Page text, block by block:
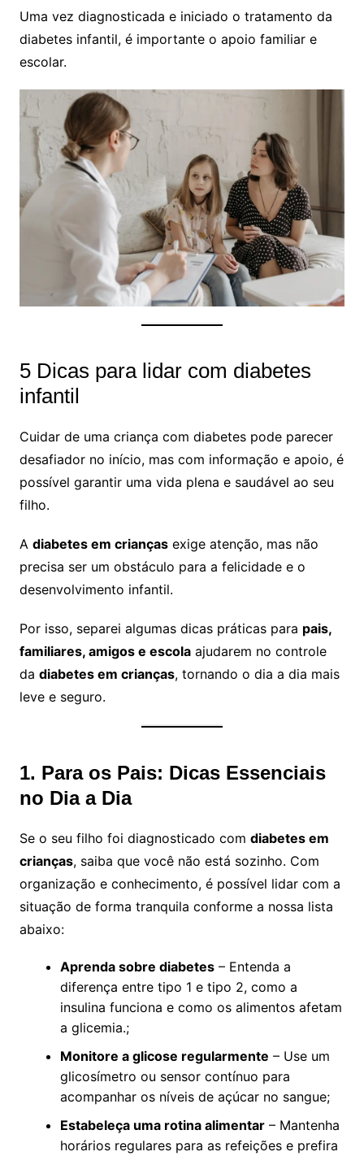
Uma vez diagnosticada e iniciado o tratamento da
diabetes infantil, é importante o apoio familiar e
escolar.
5 Dicas para lidar com diabetes
infantil
Cuidar de uma criança com diabetes pode parecer
desafiador no início, mas com informação e apoio, é
possível garantir uma vida plena e saudável ao seu
filho.
A diabetes em criançasexige atenção, mas não
precisa ser um obstáculo para a felicidade e o
desenvolvimento infantil.
Por isso, separei algumas dicas práticas para pais,
familiares, amigos e escolaajudarem no controle
da diabetes em crianças, tornando o dia a dia mais
leve e seguro.
1. Para os Pais: Dicas Essenciais
no Dia a Dia
Se o seu filho foi diagnosticado com diabetes em
crianças, saiba que você não está sozinho. Com
organização e conhecimento, é possível lidar com a
situação de forma tranquila conforme a nossa lista
abaixo:
Aprenda sobre diabetes– Entenda a
diferença entre tipo 1 e tipo 2, como a
insulina funciona e como os alimentos afetam
a glicemia.;
Monitore a glicose regularmente – Use um
glicosímetro ou sensor contínuo para
acompanhar os níveis de açúcar no sangue;
Estabeleça uma rotina alimentar– Mantenha
horários regulares para as refeições e prefira